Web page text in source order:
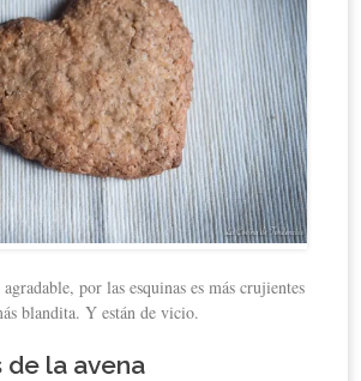
por las esquinas es más crujientes
blandita. Y están de vicio.
de la avena